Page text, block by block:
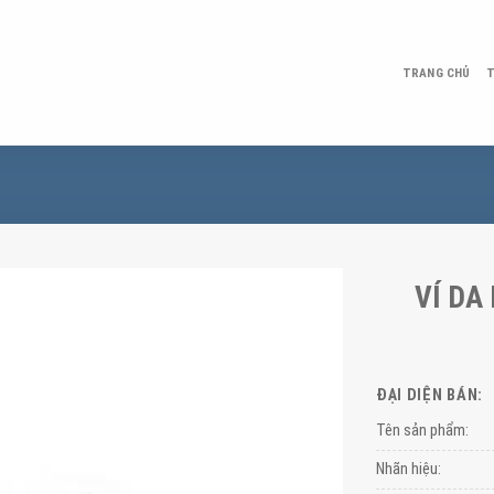
TRANG CHỦ
VÍ DA
ĐẠI DIỆN BÁN:
Tên sản phẩm:
Nhãn hiệu: